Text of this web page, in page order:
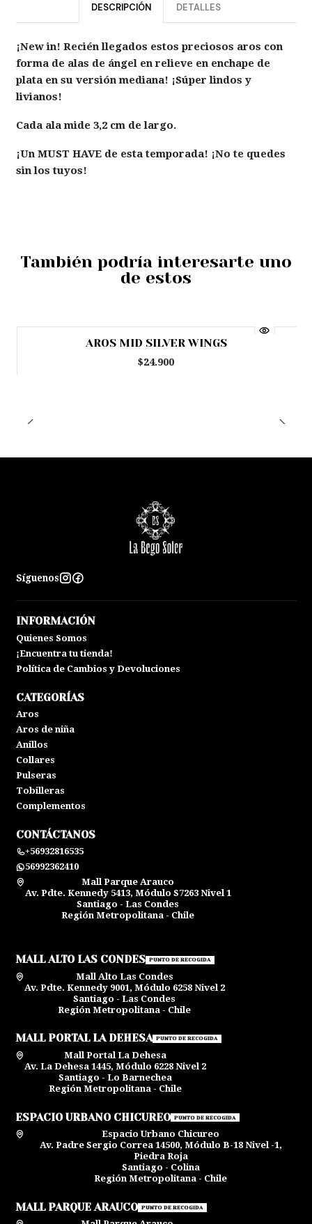
DESCRIPCIÓN DETALLES
¡New in! Recién llegados estos preciosos aros con
forma de alas de ángel en relieve en enchape de
plata en su versión mediana! ¡Súper lindos y
livianos!
Cada ala mide 3,2 cm de largo.
¡Un MUST HAVE de esta temporada! ¡No te quedes
sin los tuyos!
También podría interesarte uno
de estos
AROS MID SILVER WINGS
$24.900
Síguenos
INFORMACIÓN
Quienes Somos
¡Encuentra tu tienda!
Política de Cambios y Devoluciones
CATEGORÍAS
Aros
Aros de niña
Anillos
Collares
Pulseras
Tobilleras
Complementos
CONTÁCTANOS
+56932816535
56992362410
Mall Parque Arauco
Av. Pdte. Kennedy 5413, Módulo S7263 Nivel 1
Santiago - Las Condes
Región Metropolitana - Chile
MALL ALTO LAS CONDES PUNTO DE RECOGIDA
Mall Alto Las Condes
Av. Pdte. Kennedy 9001, Módulo 6258 Nivel 2
Santiago - Las Condes
Región Metropolitana - Chile
MALL PORTAL LA DEHESA PUNTO DE RECOGIDA
Mall Portal La Dehesa
Av. La Dehesa 1445, Módulo 6228 Nivel 2
Santiago - Lo Barnechea
Región Metropolitana - Chile
ESPACIO URBANO CHICUREO PUNTO DE RECOGIDA
Espacio Urbano Chicureo
Av. Padre Sergio Correa 14500, Módulo B-18 Nivel -1,
Piedra Roja
Santiago - Colina
Región Metropolitana - Chile
MALL PARQUE ARAUCO PUNTO DE RECOGIDA